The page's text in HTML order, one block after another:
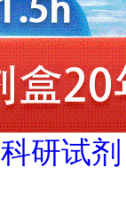
科研试剂